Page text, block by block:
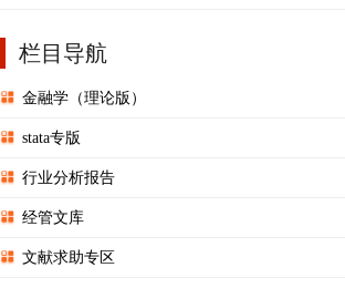
栏目导航
金融学（理论版）
stata专版
行业分析报告
经管文库
文献求助专区